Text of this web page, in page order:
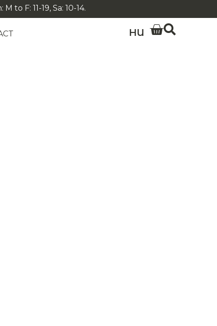
to F: 11-19, Sa: 10-14.
HU